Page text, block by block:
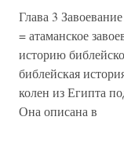
Глава 3
= атаманское
историю
библейская
колен из Египта
Она описана в